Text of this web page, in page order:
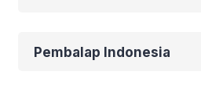
Pembalap Indonesia